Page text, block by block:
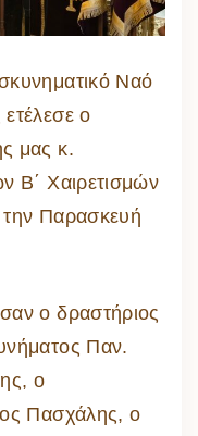
Ναό
ο
μας κ.
Β΄ Χαιρετισμών
Παρασκευή
ο δραστήριος
Παν.
ο
Πασχάλης, ο